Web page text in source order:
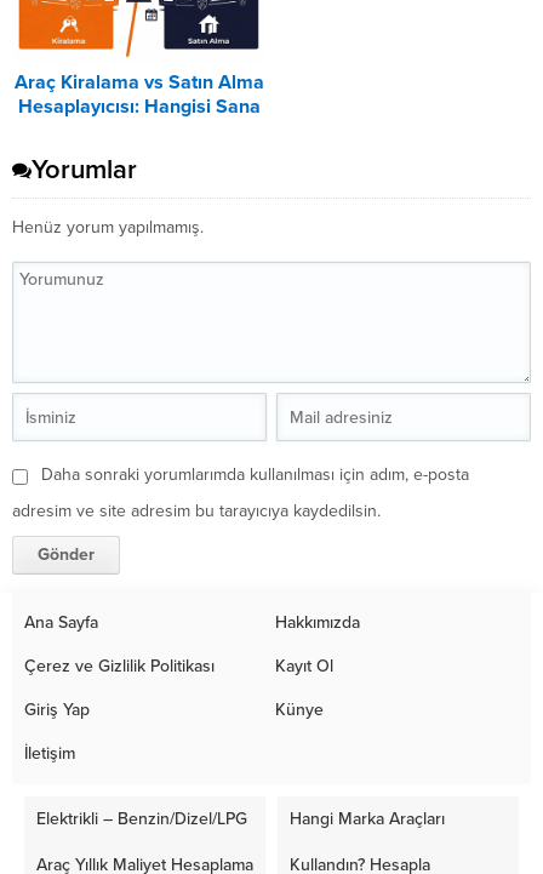
Araç Kiralama vs Satın Alma
Hesaplayıcısı: Hangisi Sana
Yorumlar
Henüz yorum yapılmamış.
Daha sonraki yorumlarımda kullanılması için adım, e-posta
adresim ve site adresim bu tarayıcıya kaydedilsin.
Ana Sayfa Hakkımızda
Çerez ve Gizlilik Politikası Kayıt Ol
Giriş Yap Künye
İletişim
Elektrikli – Benzin/Dizel/LPG
Araç Yıllık Maliyet Hesaplama
Hangi Marka Araçları
Kullandın? Hesapla